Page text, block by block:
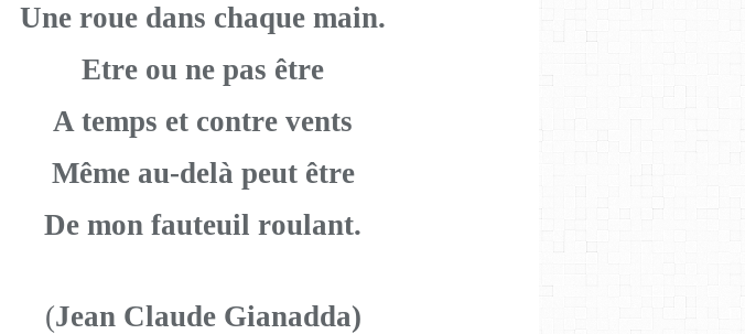
Une roue dans chaque main.
Etre ou ne pas être
A temps et contre vents
Même au-delà peut être
De mon fauteuil roulant.
(Jean Claude Gianadda)